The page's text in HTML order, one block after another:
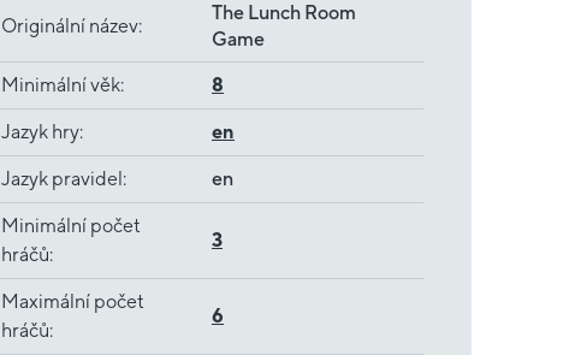
Originální název:
The Lunch Room
Game
Minimální věk: 8
Jazyk hry: en
Jazyk pravidel: en
Minimální počet
hráčů:
3
Maximální počet
hráčů:
6